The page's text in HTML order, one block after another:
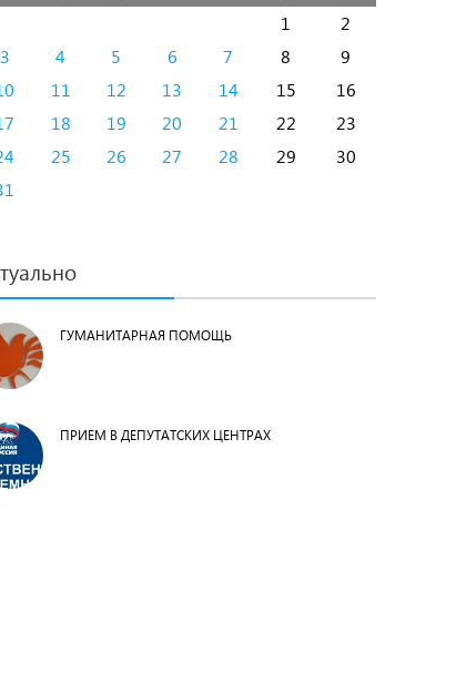
1
2
3
4 5 6 7 8
9
11 12 13 14 15
16
18 19 20 21 22
23
25 26 27 28 29
30
ГУМАНИТАРНАЯ ПОМОЩЬ
ПРИЕМ В ДЕПУТАТСКИХ ЦЕНТРАХ